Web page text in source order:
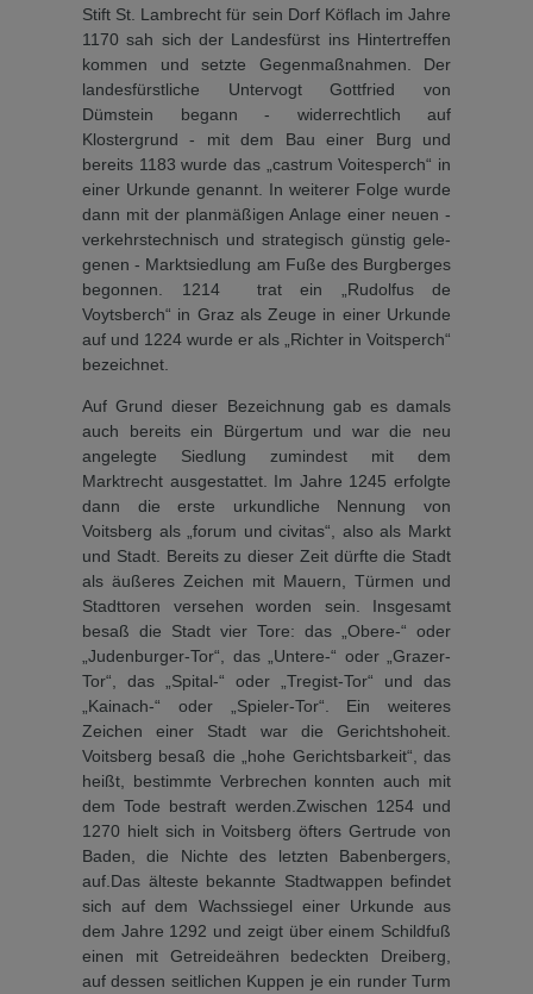
Stift St. Lambrecht für sein Dorf Köflach im Jahre
1170 sah sich der Landesfürst ins Hintertreffen
kommen und setzte Gegenmaßnahmen. Der
landesfürst­liche Untervogt Gottfried von
Dümstein begann - widerrecht­lich auf
Klostergrund - mit dem Bau einer Burg und
bereits 1183 wurde das „castrum Voites­perch“ in
einer Urkunde ge­nannt. In weiterer Folge wurde
dann mit der planmäßigen Anlage einer neuen -
verkehrstechnisch und strategisch günstig gele­
genen - Marktsiedlung am Fuße des Burgberges
begonnen. 1214 trat ein „Rudolfus de
Voytsberch“ in Graz als Zeuge in einer Urkunde
auf und 1224 wurde er als „Richter in Voitsperch“
bezeichnet.
Auf Grund dieser Bezeichnung gab es damals
auch bereits ein Bürgertum und war die neu
angelegte Siedlung zumindest mit dem
Marktrecht ausgestat­tet. Im Jahre 1245 erfolgte
dann die erste urkundliche Nennung von
Voitsberg als „forum und civitas“, also als Markt
und Stadt. Bereits zu dieser Zeit dürfte die Stadt
als äußeres Zeichen mit Mauern, Türmen und
Stadttoren versehen wor­den sein. Insgesamt
besaß die Stadt vier Tore: das „Obere-“ oder
„Judenburger-Tor“, das „Unte­re-“ oder „Grazer-
Tor“, das „Spi­tal-“ oder „Tregist-Tor“ und das
„Kainach-“ oder „Spieler-Tor“. Ein weiteres
Zeichen einer Stadt war die Gerichtshoheit.
Voitsberg besaß die „hohe Gerichtsbarkeit“, das
heißt, bestimmte Verbrechen konn­ten auch mit
dem Tode bestraft werden.Zwischen 1254 und
1270 hielt sich in Voitsberg öfters Gertru­de von
Baden, die Nichte des letzten Babenbergers,
auf.Das älteste bekannte Stadt­wappen befindet
sich auf dem Wachssiegel einer Urkunde aus
dem Jahre 1292 und zeigt über einem Schildfuß
einen mit Getreideähren bedeckten Dreiberg,
auf dessen seitlichen Kuppen je ein runder Turm